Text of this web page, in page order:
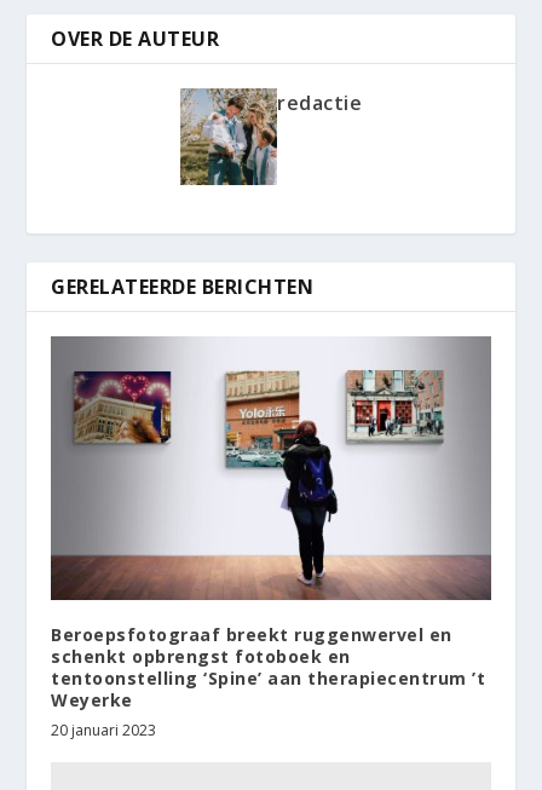
OVER DE AUTEUR
redactie
GERELATEERDE BERICHTEN
Beroepsfotograaf breekt ruggenwervel en
schenkt opbrengst fotoboek en
tentoonstelling ‘Spine’ aan therapiecentrum ’t
Weyerke
20 januari 2023